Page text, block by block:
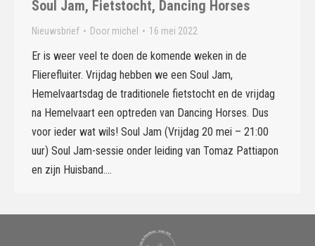
Soul Jam, Fietstocht, Dancing Horses
Nieuwsbrief Door michel 16 mei 2022
Er is weer veel te doen de komende weken in de
Flierefluiter. Vrijdag hebben we een Soul Jam,
Hemelvaartsdag de traditionele fietstocht en de vrijdag
na Hemelvaart een optreden van Dancing Horses. Dus
voor ieder wat wils! Soul Jam (Vrijdag 20 mei – 21:00
uur) Soul Jam-sessie onder leiding van Tomaz Pattiapon
en zijn Huisband.…